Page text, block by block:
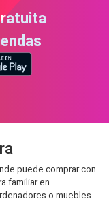
puede comprar con
familiar en
o muebles